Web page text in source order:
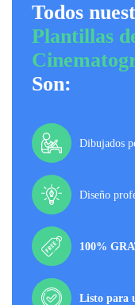
Todos
Plantillas
Son:
Dibujados
Diseño
100%
Listo para